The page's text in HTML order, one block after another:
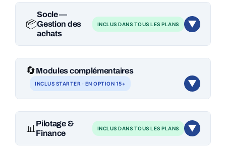
📦
Socle —
Gestion des
achats
INCLUS DANS TOUS LES PLANS ▼
Estimez votre tarif personnalisé →Calculateur de prix
FONCTIONNALITÉ U
Réceptions et livraisons ✓ ✓ ✓ ✓
🔄Modules complémentaires
INCLUS STARTER · EN OPTION 15+ ▼
Estimez votre tarif personnalisé →Calculateur de prix
MODULE S P U
📊Pilotage &
Finance
INCLUS DANS TOUS LES PLANS ▼